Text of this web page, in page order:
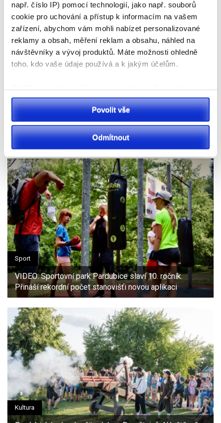
např. číslo IP) pomocí technologií, jako např. souborů
cookie pro uchování a přístup k informacím na vašem
zařízení, abychom vám mohli nabízet personalizované
reklamy a obsah, měření reklam a obsahu, náhled na
návštěvníky a vývoj produktů. Máte možnosti ohledně
toho, kdo vaše údaje používá a k jakým účelům.
údaje, a nastavte si předvolby včásti s podrobnostmi.
Svůj souhlas můžete kdykoliv změnit nebo odvolat v
části Prohlášení o souborech cookie.
K personalizaci obsahu a reklam, poskytování funkcí
sociálních médií a analýze naší návštěvnosti využíváme
soubory cookie. Informace o tom, jak náš web používáte,
sdílíme se svými partnery pro sociální média, inzerci a
analýzy. Partneři tyto údaje mohou zkombinovat s
dalšími informacemi, které jste jim poskytli nebo které
získali v důsledku toho, že používáte jejich služby.
Povolit vše
Odmítnout
Pardubicko
Pozor! Na řidiče v Pardubické nemocnici čekají změny.
Od srpna se mění vjezd i výjezd
Sport
VIDEO: Sportovní park Pardubice slaví 10. ročník.
Přináší rekordní počet stanovišťi novou aplikaci
Kultura